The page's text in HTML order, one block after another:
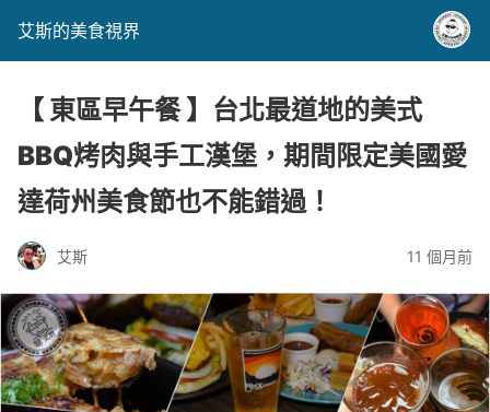
艾斯的美食視界
【 東區早午餐 】台北最道地的美式
BBQ烤肉與手工漢堡，期間限定美國愛
達荷州美食節也不能錯過！
艾斯 11 個月前